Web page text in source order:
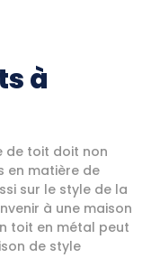
à
de toit doit non
en matière de
sur le style de la
à une maison
toit en métal peut
de style